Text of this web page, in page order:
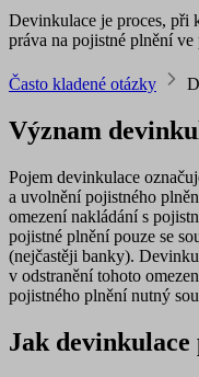
Devinkulace je proces, při
práva na pojistné plnění ve
Často kladené otázky
Význam
Pojem devinkulace
a uvolnění pojistného
omezení nakládání s
pojistné plnění pouze se
(nejčastěji banky).
v odstranění tohoto
pojistného plnění nutný
Jak devinkulace